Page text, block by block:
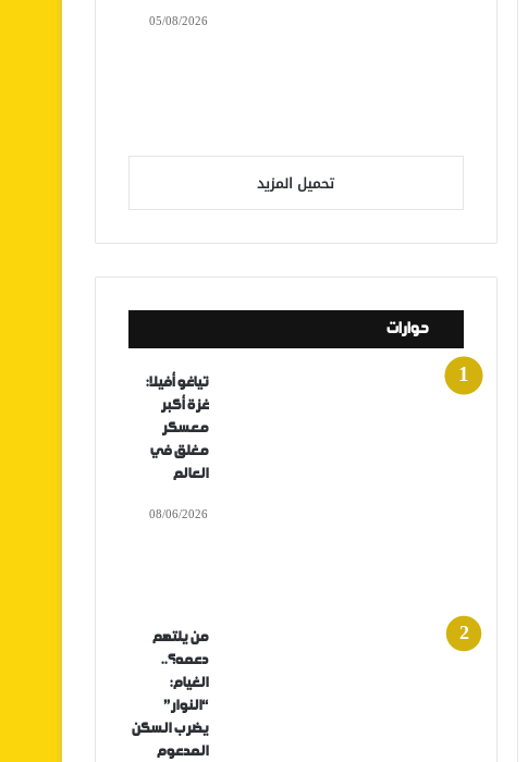
05/08/2026
تحميل المزيد
حوارات
تياغو أفيلا:
غزة أكبر
معسكر
مغلق في
العالم
08/06/2026
من يلتهم
دعمه؟..
الغيام:
“النوار”
يضرب السكن
المدعوم